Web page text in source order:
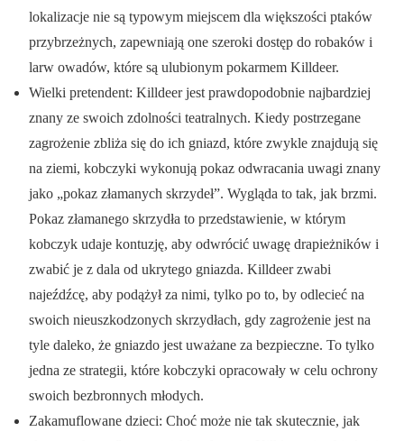
lokalizacje nie są typowym miejscem dla większości ptaków
przybrzeżnych, zapewniają one szeroki dostęp do robaków i
larw owadów, które są ulubionym pokarmem Killdeer.
Wielki pretendent: Killdeer jest prawdopodobnie najbardziej
znany ze swoich zdolności teatralnych. Kiedy postrzegane
zagrożenie zbliża się do ich gniazd, które zwykle znajdują się
na ziemi, kobczyki wykonują pokaz odwracania uwagi znany
jako „pokaz złamanych skrzydeł”. Wygląda to tak, jak brzmi.
Pokaz złamanego skrzydła to przedstawienie, w którym
kobczyk udaje kontuzję, aby odwrócić uwagę drapieżników i
zwabić je z dala od ukrytego gniazda. Killdeer zwabi
najeźdźcę, aby podążył za nimi, tylko po to, by odlecieć na
swoich nieuszkodzonych skrzydłach, gdy zagrożenie jest na
tyle daleko, że gniazdo jest uważane za bezpieczne. To tylko
jedna ze strategii, które kobczyki opracowały w celu ochrony
swoich bezbronnych młodych.
Zakamuflowane dzieci: Choć może nie tak skutecznie, jak